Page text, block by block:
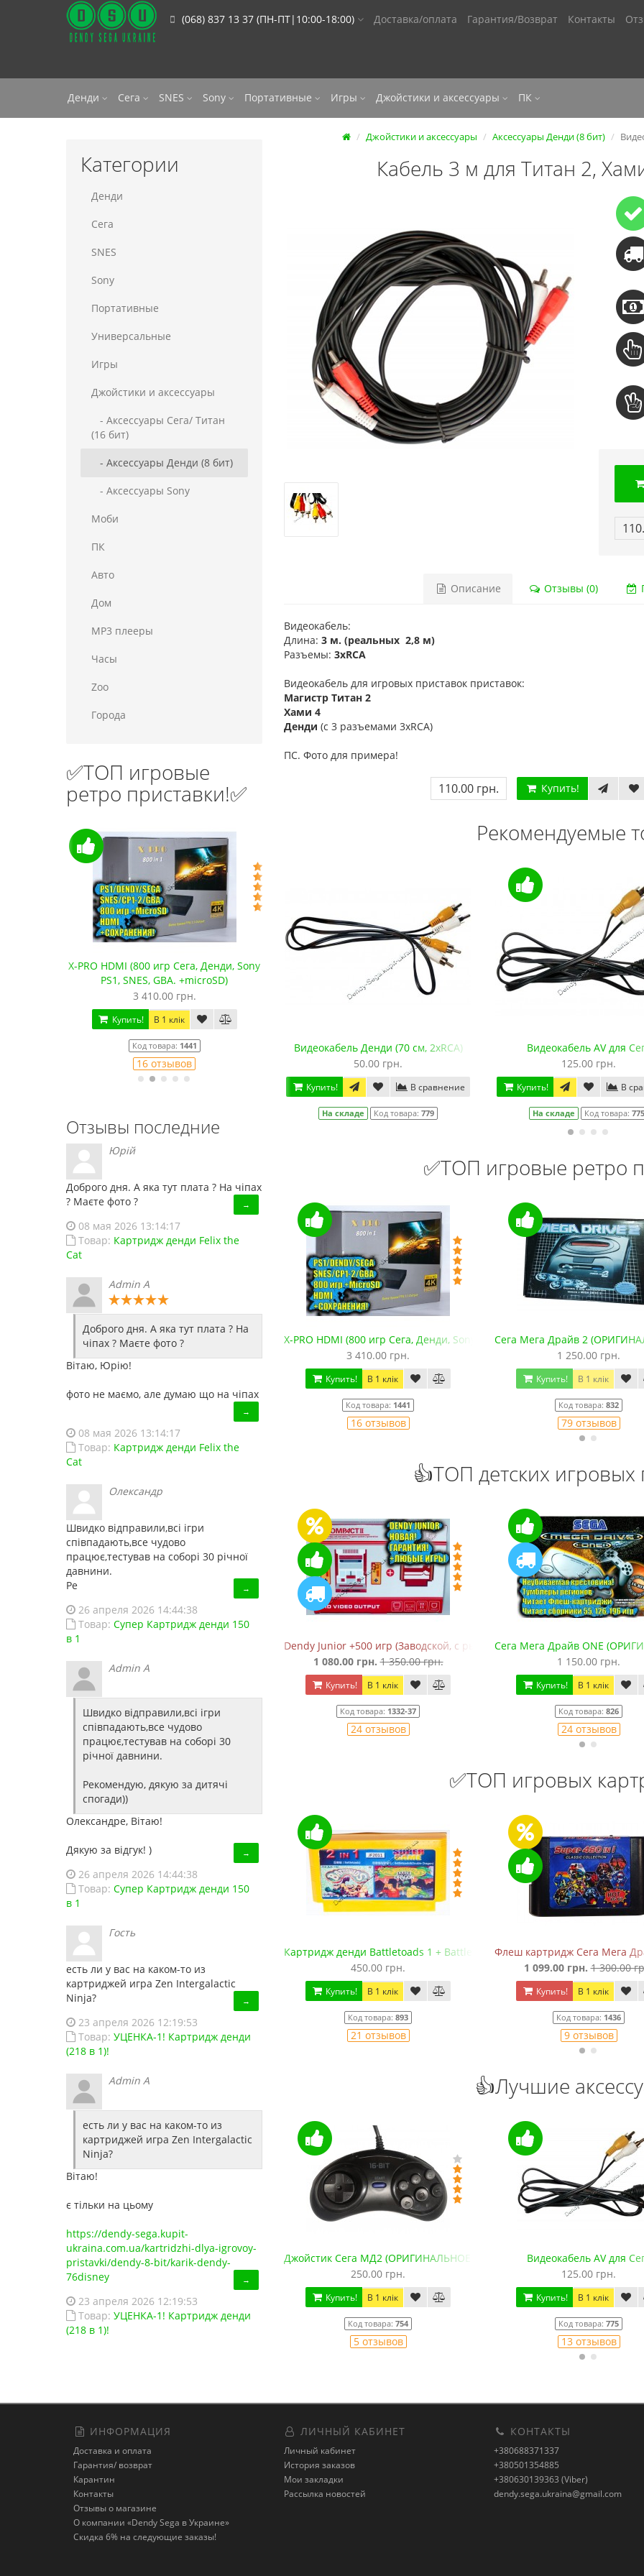
(068) 837 13 37 (ПН-ПТ|10:00-18:00) Доставка/оплата Гарантия/Возврат Контакты
Денди Сега SNES Sony Портативные Игры Джойстики и аксессуары ПК
Категории
Денди
Сега
SNES
Sony
Портативные
Универсальные
Игры
Джойстики и аксессуары
- Аксессуары Сега/ Титан
(16 бит)
- Аксессуары Денди (8 бит)
- Аксессуары Sony
Моби
ПК
Авто
Дом
MP3 плееры
Часы
Zoo
Города
✅ТОП игровые
ретро приставки!✅
X-PRO HDMI (800 игр Сега, Денди, Sony
PS1, SNES, GBA. +microSD)
3 410.00 грн.
Купить! В 1 клік
Код товара: 1441
16 отзывов
Сега Мега Драйв 2 (ОРИГИНАЛЬНОЕ
качество!)
1 250.00 грн.
Код товара:832
79 отзывов
Сега МД 1 HD (HDMI,
джойстики)
2 445.00 грн.
2 630.00
Код товара:1330-1
18 отзывов
Отзывы последние
Юрій
Доброго дня. А яка тут плата ? На чіпах
? Маєте фото ?
→
08 мая 2026 13:14:17
Товар: Картридж денди Felix the
Cat
Admin A
Доброго дня. А яка тут плата ? На
чіпах ? Маєте фото ?
Вітаю, Юрію!
фото не маємо, але думаю що на чіпах
→
08 мая 2026 13:14:17
Товар: Картридж денди Felix the
Cat
Олександр
Швидко відправили,всі ігри
співпадають,все чудово
працює,тестував на соборі 30 річної
давнини.
Ре
→
26 апреля 2026 14:44:38
Товар: Супер Картридж денди 150
в 1
Admin A
Швидко відправили,всі ігри
співпадають,все чудово
працює,тестував на соборі 30
річної давнини.
Рекомендую, дякую за дитячі
спогади))
Олександре, Вітаю!
Дякую за відгук! ) →
26 апреля 2026 14:44:38
Товар: Супер Картридж денди 150
в 1
Гость
есть ли у вас на каком-то из
картриджей игра Zen Intergalactic
Ninja?
→
23 апреля 2026 12:19:53
Товар: УЦЕНКА-1! Картридж денди
(218 в 1)!
Admin A
есть ли у вас на каком-то из
картриджей игра Zen Intergalactic
Ninja?
Вітаю!
є тільки на цьому
https://dendy-sega.kupit-
ukraina.com.ua/kartridzhi-dlya-igrovoy-
pristavki/dendy-8-bit/karik-dendy-
76disney
→
23 апреля 2026 12:19:53
Товар: УЦЕНКА-1! Картридж денди
(218 в 1)!
Джойстики и аксессуары Аксессуары Денди (8 бит)
Кабель 3 м для Титан 2,
Описание Отзывы (0)
Видеокабель:
Длина: 3 м. (реальных 2,8 м)
Разъемы: 3хRCA
Видеокабель для игровых приставок приставок:
Магистр Титан 2
Хами 4
Денди (с 3 разъемами 3хRCA)
ПС. Фото для примера!
110.00 грн. Купить!
Рекомендуемые
Видеокабель Денди (5 м, 2хRCA)
150.00 грн.
Видеокабель Денди (70 см, 2хRCA)
50.00 грн.
Купить! В сравнение
На складе Код товара: 779
Видеокабель AV для
125.00 грн.
Купить! В
На складе Код товара: 775
✅ТОП игровые ретро
Денди HD-88 (HDMI, беспроводные джойстики)
2 190.10 грн.
X-PRO HDMI (800 игр Сега, Денди, Sony PS1, SNES, GBA. +microSD)
3 410.00 грн.
Купить! В 1 клік
Код товара: 1441
16 отзывов
Сега Мега Драйв 2
1 250.00 грн.
Купить! В 1 клік
Код товара: 832
79 отзывов
👍ТОП детских игровых
Сега Мега Драйв 2 (+5 встроенных игр в 368 вариантах)
650.00 грн.
Код товара: 828
25 отзывов
Dendy Junior +500 игр (Заводской, с рычажком)
1 080.00 грн. 1 350.00 грн.
Купить! В 1 клік
Код товара: 1332-37
24 отзывов
Сега Мега Драйв ONE
1 150.00 грн.
Купить! В 1 клік
Код товара: 826
24 отзывов
✅ТОП игровых
Супер Картридж денди 150 в 1
450.00 грн.
Купить! В 1 клік
Код товара: 1486
13 отзывов
Картридж денди Battletoads 1 + Battletoads 2: Double Dragon
450.00 грн.
Купить! В 1 клік
Код товара: 893
21 отзывов
Флеш картридж Сега Мега
1 099.00 грн. 1 300.00
Купить! В 1 клік
Код товара: 1436
9 отзывов
👍Лучшие
Джойстик Sega USB (для эмулятора ПК, Data Frog)
Купить! В 1 клік
Код товара: 1293
Джойстик Сега МД2 (ОРИГИНАЛЬНОЕ качество, 143 см)
250.00 грн.
Купить! В 1 клік
Код товара: 754
5 отзывов
Видеокабель AV для
125.00 грн.
Купить! В 1 клік
Код товара: 775
13 отзывов
ИНФОРМАЦИЯ
Доставка и оплата
Гарантия/ возврат
Карантин
Контакты
Отзывы о магазине
О компании «Dendy Sega в Украине»
Скидка 6% на следующие заказы!
ЛИЧНЫЙ КАБИНЕТ
Личный кабинет
История заказов
Мои закладки
Рассылка новостей
КОНТАКТЫ
+380688371337
+380501354885
+380630139363 (Viber)
dendy.sega.ukraina@gmail.com